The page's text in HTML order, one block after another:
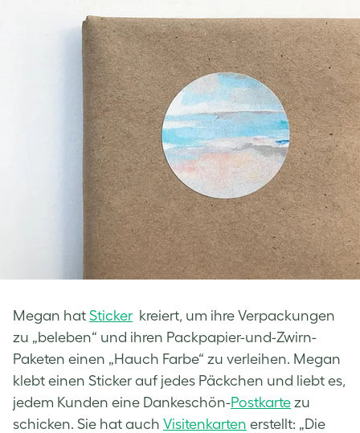
Megan hat Sticker kreiert, um ihre Verpackungen
zu „beleben“ und ihren Packpapier-und-Zwirn-
Paketen einen „Hauch Farbe“ zu verleihen. Megan
klebt einen Sticker auf jedes Päckchen und liebt es,
jedem Kunden eine Dankeschön-Postkarte zu
schicken. Sie hat auch Visitenkarten erstellt: „Die